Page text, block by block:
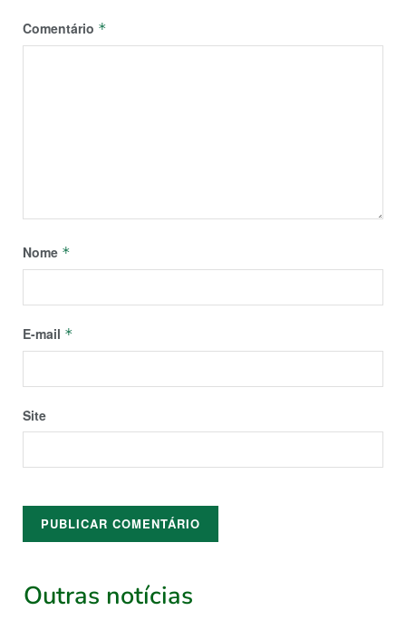
Comentário *
Nome *
E-mail *
Site
Outras notícias